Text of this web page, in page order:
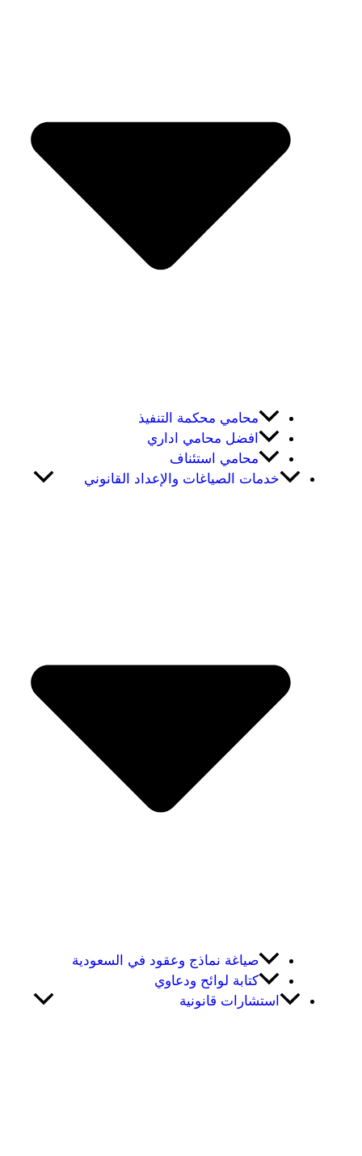
محامي محكمة التنفيذ
افضل محامي اداري
محامي استئناف
خدمات الصياغات والإعداد القانوني
صياغة نماذج وعقود في السعودية
كتابة لوائح ودعاوي
استشارات قانونية